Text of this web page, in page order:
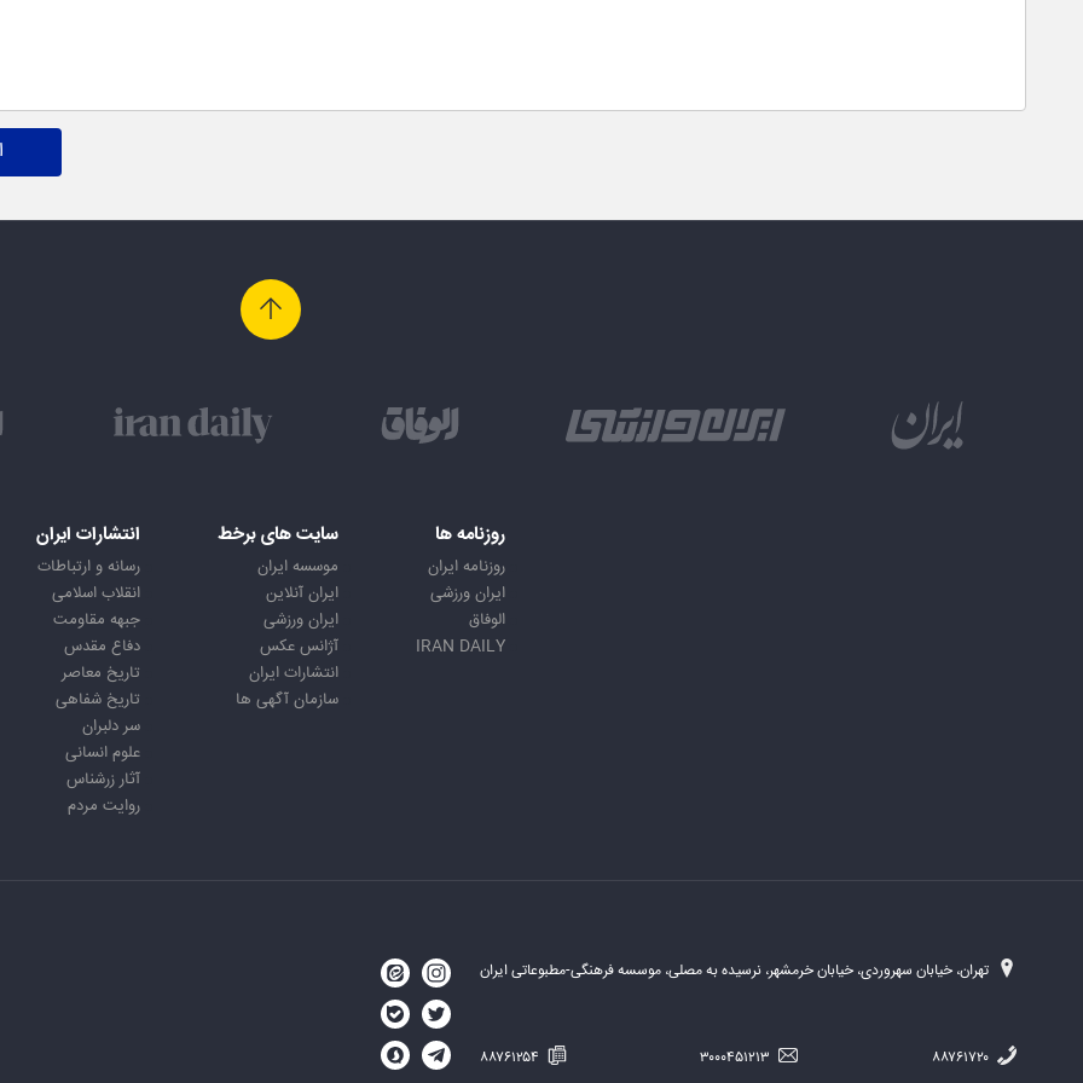
روزنامه ها
روزنامه ایران
ایران ورزشی
الوفاق
IRAN DAILY
سایت های برخط
موسسه ایران
ایران آنلاین
ایران ورزشی
آژانس عکس
انتشارات ایران
سازمان آگهی ها
انتشارات ایران
رسانه و ارتباطات
انقلاب اسلامی
جبهه مقاومت
دفاع مقدس
تاریخ معاصر
تاریخ شفاهی
سر دلبران
علوم انسانی
آثار زرشناس
روایت مردم
تهران، خیابان سهروردی، خیابان خرمشهر، نرسیده به مصلی، موسسه فرهنگی-مطبوعاتی ایران